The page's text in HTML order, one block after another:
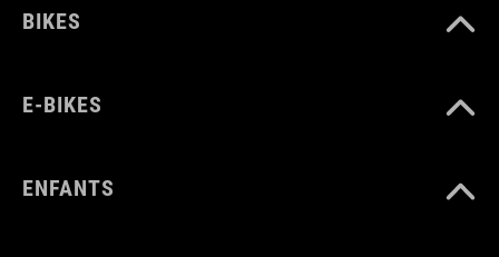
BIKES
E-BIKES
ENFANTS